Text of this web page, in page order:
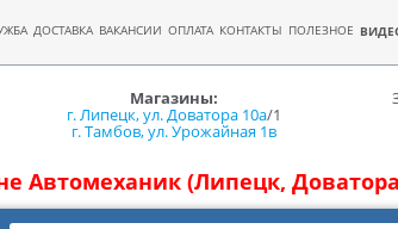
ДОСТАВКА ВАКАНСИИ ОПЛАТА КОНТАКТЫ ПОЛЕЗНОЕ
Магазины:
г. Липецк, ул. Доватора 10а/1
г. Тамбов, ул. Урожайная 1в
Автомеханик (Липецк,